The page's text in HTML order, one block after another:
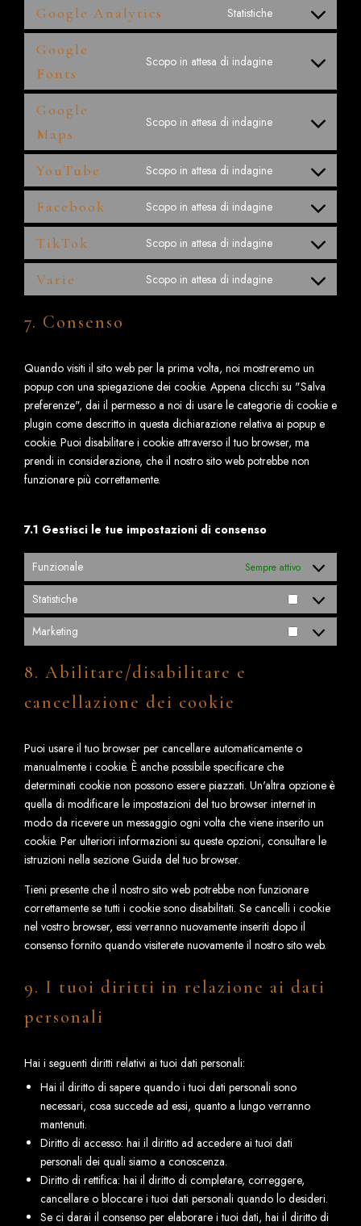
Google Analytics Statistiche
Google
Fonts
Scopo in attesa di indagine
Google
Maps
Scopo in attesa di indagine
YouTube Scopo in attesa di indagine
Facebook Scopo in attesa di indagine
TikTok Scopo in attesa di indagine
Varie Scopo in attesa di indagine
7. Consenso
Quando visiti il sito web per la prima volta, noi mostreremo un
popup con una spiegazione dei cookie. Appena clicchi su "Salva
preferenze", dai il permesso a noi di usare le categorie di cookie e
plugin come descritto in questa dichiarazione relativa ai popup e
cookie. Puoi disabilitare i cookie attraverso il tuo browser, ma
prendi in considerazione, che il nostro sito web potrebbe non
funzionare più correttamente.
7.1 Gestisci le tue impostazioni di consenso
Funzionale Sempre attivo
Statistiche
Marketing
8. Abilitare/disabilitare e
cancellazione dei cookie
Puoi usare il tuo browser per cancellare automaticamente o
manualmente i cookie. È anche possibile specificare che
determinati cookie non possono essere piazzati. Un'altra opzione è
quella di modificare le impostazioni del tuo browser internet in
modo da ricevere un messaggio ogni volta che viene inserito un
cookie. Per ulteriori informazioni su queste opzioni, consultare le
istruzioni nella sezione Guida del tuo browser.
Tieni presente che il nostro sito web potrebbe non funzionare
correttamente se tutti i cookie sono disabilitati. Se cancelli i cookie
nel vostro browser, essi verranno nuovamente inseriti dopo il
consenso fornito quando visiterete nuovamente il nostro sito web.
9. I tuoi diritti in relazione ai dati
personali
Hai i seguenti diritti relativi ai tuoi dati personali:
Hai il diritto di sapere quando i tuoi dati personali sono
necessari, cosa succede ad essi, quanto a lungo verranno
mantenuti.
Diritto di accesso: hai il diritto ad accedere ai tuoi dati
personali dei quali siamo a conoscenza.
Diritto di rettifica: hai il diritto di completare, correggere,
cancellare o bloccare i tuoi dati personali quando lo desideri.
Se ci darai il consenso per elaborare i tuoi dati, hai il diritto di